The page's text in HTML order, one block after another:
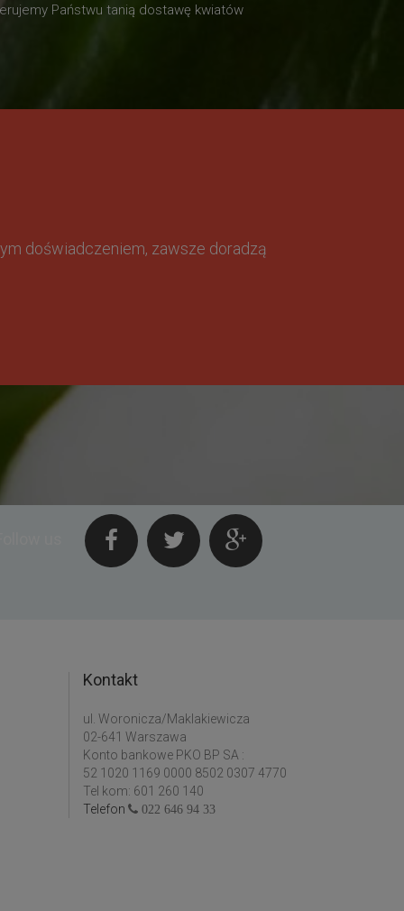
Państwu tanią dostawę kwiatów
doświadczeniem, zawsze doradzą
Kontakt
ul. Woronicza/Maklakiewicza
02-641 Warszawa
Konto bankowe PKO BP SA :
52 1020 1169 0000 8502 0307 4770
Tel kom: 601 260 140
Telefon
022 646 94 33